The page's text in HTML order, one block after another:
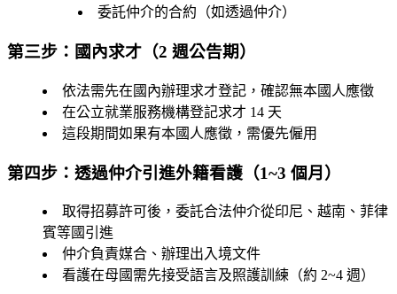
委託仲介的合約（如透過仲介）
第三步：國內求才（2 週公告期）
依法需先在國內辦理求才登記，確認無本國人應徵
在公立就業服務機構登記求才 14 天
這段期間如果有本國人應徵，需優先僱用
第四步：透過仲介引進外籍看護（1~3 個月）
取得招募許可後，委託合法仲介從印尼、越南、菲律
賓等國引進
仲介負責媒合、辦理出入境文件
看護在母國需先接受語言及照護訓練（約 2~4 週）